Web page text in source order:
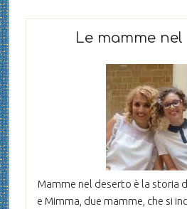
Le mamme
Mamme nel deserto è la storia
e Mimma, due mamme, che si